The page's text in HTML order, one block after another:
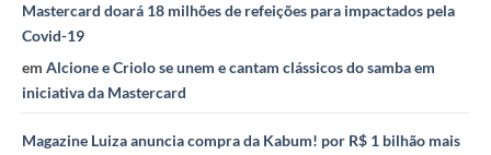
Mastercard doará 18 milhões de refeições para impactados pela
Covid-19
em Alcione e Criolo se unem e cantam clássicos do samba em
iniciativa da Mastercard
Magazine Luiza anuncia compra da Kabum! por R$ 1 bilhão mais